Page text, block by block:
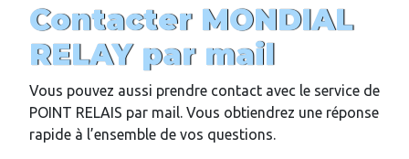
Contacter MONDIAL
RELAY par mail
Vous pouvez aussi prendre contact avec le service de
POINT RELAIS par mail. Vous obtiendrez une réponse
rapide à l’ensemble de vos questions.